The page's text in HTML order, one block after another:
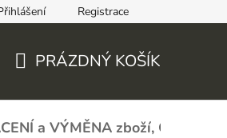
- zboží s vadouRegistrace
KOŠÍK
PRÁZDNÝ KOŠÍK
a VÝMĚNA zboží,